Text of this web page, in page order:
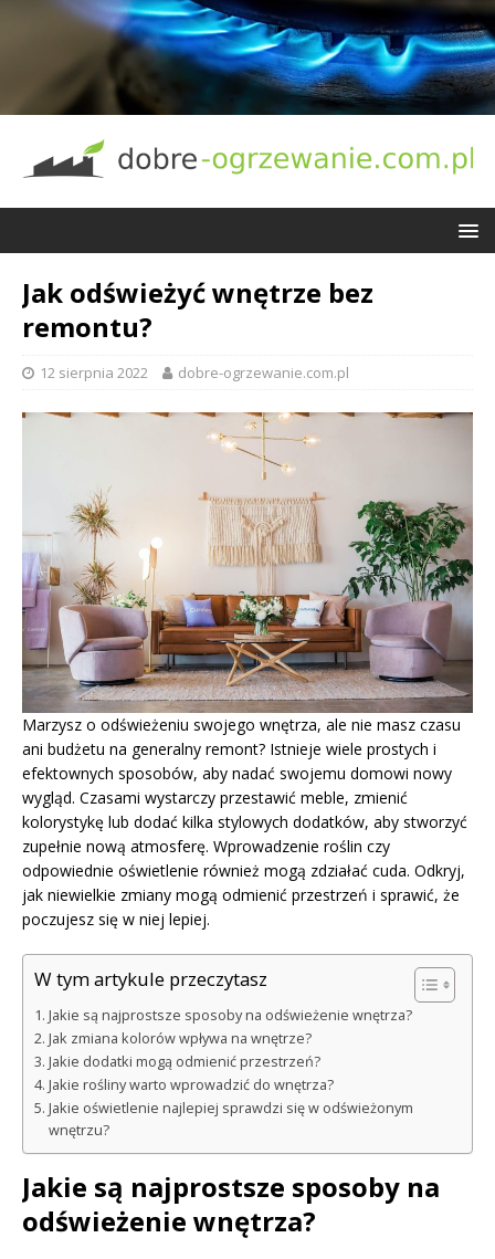
Jak odświeżyć wnętrze bez
remontu?
12 sierpnia 2022 dobre-ogrzewanie.com.pl
Marzysz o odświeżeniu swojego wnętrza, ale nie masz czasu
ani budżetu na generalny remont? Istnieje wiele prostych i
efektownych sposobów, aby nadać swojemu domowi nowy
wygląd. Czasami wystarczy przestawić meble, zmienić
kolorystykę lub dodać kilka stylowych dodatków, aby stworzyć
zupełnie nową atmosferę. Wprowadzenie roślin czy
odpowiednie oświetlenie również mogą zdziałać cuda. Odkryj,
jak niewielkie zmiany mogą odmienić przestrzeń i sprawić, że
poczujesz się w niej lepiej.
W tym artykule przeczytasz
Jakie są najprostsze sposoby na odświeżenie wnętrza?
Jak zmiana kolorów wpływa na wnętrze?
Jakie dodatki mogą odmienić przestrzeń?
Jakie rośliny warto wprowadzić do wnętrza?
Jakie oświetlenie najlepiej sprawdzi się w odświeżonym
wnętrzu?
Jakie są najprostsze sposoby na
odświeżenie wnętrza?